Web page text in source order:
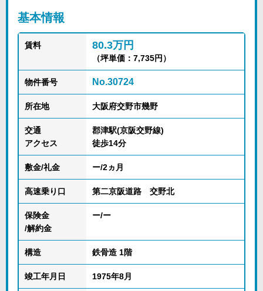
基本情報
賃料 80.3万円
（坪単価：7,735円）
物件番号 No.30724
所在地 大阪府交野市幾野
交通
アクセス
郡津駅(京阪交野線)
徒歩14分
敷金/礼金 ー/2ヵ月
高速乗り口 第二京阪道路 交野北
保険金
/解約金
ー/ー
構造 鉄骨造 1階
竣工年月日 1975年8月